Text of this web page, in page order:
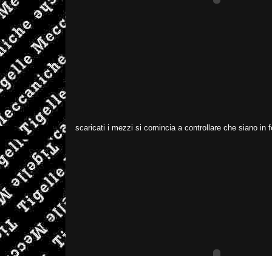
scaricati i mezzi si comincia a controllare che siano in